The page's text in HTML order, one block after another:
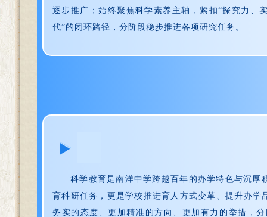
逐步推广；始终聚焦科学素养主轴，紧扣“探究力
代”的闭环路径，分阶段稳步推进各项研究任务。
科学教育是南洋中学跨越百年的办学特色与沉
育科研任务，更是学校推进育人方式变革、提升办
务实的态度、更加精准的方向、更加有力的举措，